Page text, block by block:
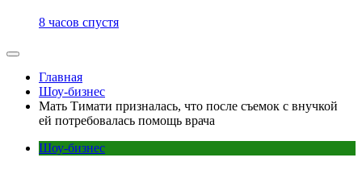
8 часов спустя
Главная
Шоу-бизнес
Мать Тимати призналась, что после съемок с внучкой
ей потребовалась помощь врача
Шоу-бизнес